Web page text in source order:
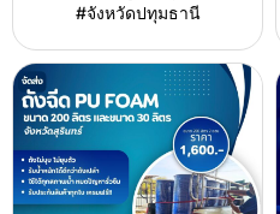
#จังหวัดปทุมธานี